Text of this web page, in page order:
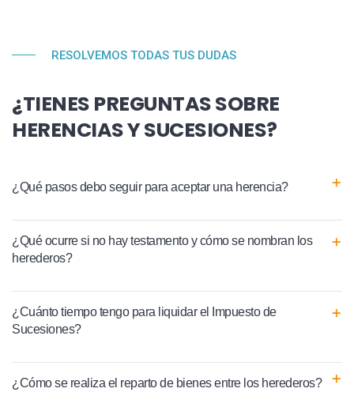
RESOLVEMOS TODAS TUS DUDAS
¿TIENES PREGUNTAS SOBRE
HERENCIAS Y SUCESIONES?
¿Qué pasos debo seguir para aceptar una herencia?
¿Qué ocurre si no hay testamento y cómo se nombran los
herederos?
¿Cuánto tiempo tengo para liquidar el Impuesto de
Sucesiones?
¿Cómo se realiza el reparto de bienes entre los herederos?